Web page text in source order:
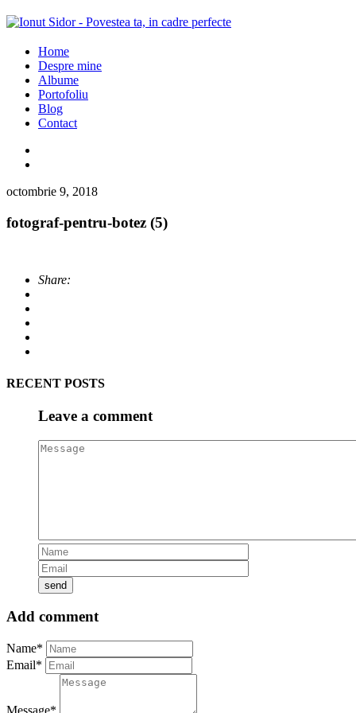
Home
Despre mine
Albume
Portofoliu
Blog
Contact
octombrie 9, 2018
fotograf-pentru-botez (5)
Share:
RECENT POSTS
Leave a comment
Add comment
Name*
Email*